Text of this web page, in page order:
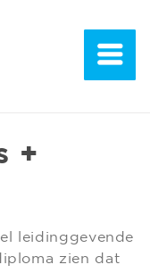
+
leidinggevende
zien dat